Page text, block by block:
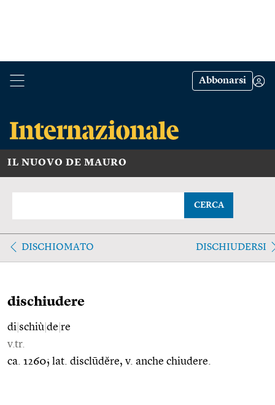
Abbonarsi
IL NUOVO DE MAURO
CERCA
DISCHIOMATO DISCHIUDERSI
dischiudere
di schiù de re
v.tr.
ca. 1260; lat. disclūdĕre, v. anche chiudere.